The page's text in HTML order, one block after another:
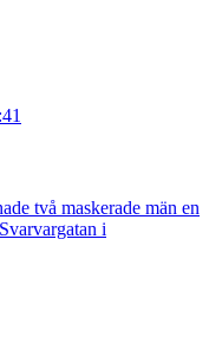
två maskerade män en
i